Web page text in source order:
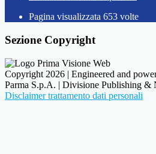
Pagina visualizzata 653 volte
Sezione Copyright
Copyright 2026 | Engineered and
Parma S.p.A. | Divisione Publishing &
Disclaimer trattamento dati personali